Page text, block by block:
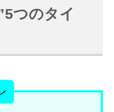
つのタイ